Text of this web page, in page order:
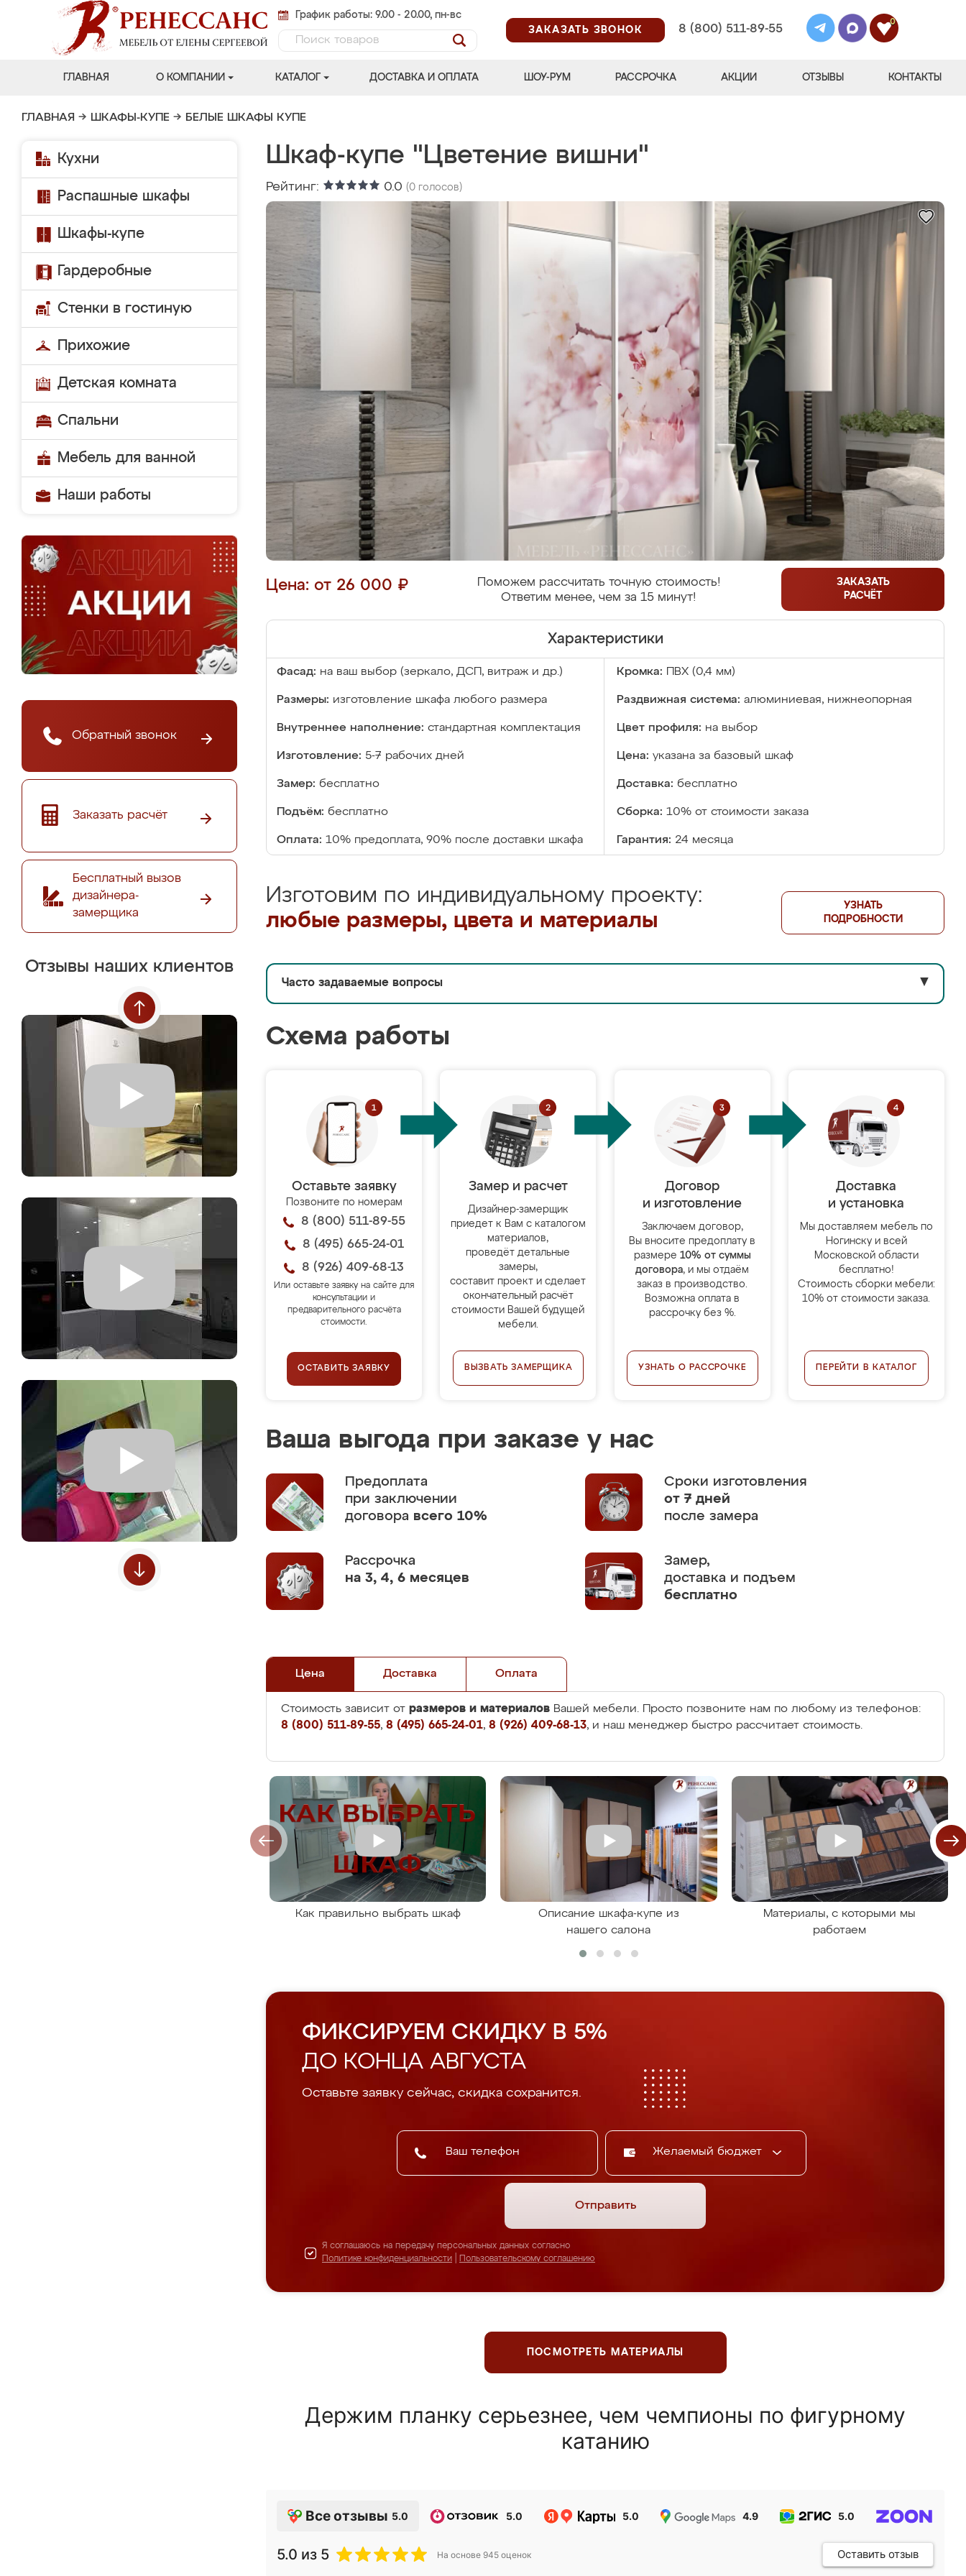
График работы: 9.00 - 20.00, пн-вс
ЗАКАЗАТЬ ЗВОНОК
8 (800) 511-89-55
0
ГЛАВНАЯ О КОМПАНИИ КАТАЛОГ ДОСТАВКА И ОПЛАТА ШОУ-РУМ РАССРОЧКА АКЦИИ ОТЗЫВЫ КОНТАКТЫ
ГЛАВНАЯ → ШКАФЫ-КУПЕ → БЕЛЫЕ ШКАФЫ КУПЕ
Кухни
Распашные шкафы
Шкафы-купе
Гардеробные
Стенки в гостиную
Прихожие
Детская комната
Спальни
Мебель для ванной
Наши работы
Обратный звонок
Заказать расчёт
Бесплатный вызов
дизайнера-
замерщика
Отзывы наших клиентов
Шкаф-купе "Цветение вишни"
Рейтинг: 0.0 (0 голосов)
Цена: от 26 000 ₽
Поможем рассчитать точную стоимость!
Ответим менее, чем за 15 минут!
ЗАКАЗАТЬ
РАСЧЁТ
Характеристики
Фасад: на ваш выбор (зеркало, ДСП, витраж и др.) Кромка: ПВХ (0,4 мм)
Размеры: изготовление шкафа любого размера Раздвижная система: алюминиевая, нижнеопорная
Внутреннее наполнение: стандартная комплектация Цвет профиля: на выбор
Изготовление: 5-7 рабочих дней Цена: указана за базовый шкаф
Замер: бесплатно Доставка: бесплатно
Подъём: бесплатно Сборка: 10% от стоимости заказа
Оплата: 10% предоплата, 90% после доставки шкафа Гарантия: 24 месяца
Изготовим по индивидуальному проекту:
любые размеры, цвета и материалы
УЗНАТЬ
ПОДРОБНОСТИ
Часто задаваемые вопросы ▼
Схема работы
Оставьте заявку
Позвоните по номерам
8 (800) 511-89-55
8 (495) 665-24-01
8 (926) 409-68-13
Или оставьте заявку на сайте для
консультации и
предварительного расчёта
стоимости.
ОСТАВИТЬ ЗАЯВКУ
Замер и расчет
Дизайнер-замерщик
приедет к Вам с каталогом
материалов,
проведёт детальные
замеры,
составит проект и сделает
окончательный расчёт
стоимости Вашей будущей
мебели.
ВЫЗВАТЬ ЗАМЕРЩИКА
Договор
и изготовление
Заключаем договор,
Вы вносите предоплату в
размере 10% от суммы
договора, и мы отдаём
заказ в производство.
Возможна оплата в
рассрочку без %.
УЗНАТЬ О РАССРОЧКЕ
Доставка
и установка
Мы доставляем мебель по
Ногинску и всей
Московской области
бесплатно!
Стоимость сборки мебели:
10% от стоимости заказа.
ПЕРЕЙТИ В КАТАЛОГ
Ваша выгода при заказе у нас
Предоплата
при заключении
договора всего 10%
Сроки изготовления
от 7 дней
после замера
Рассрочка
на 3, 4, 6 месяцев
Замер,
доставка и подъем
бесплатно
Цена Доставка Оплата
Стоимость зависит от размеров и материалов Вашей мебели. Просто позвоните нам по любому из телефонов:
8 (800) 511-89-55, 8 (495) 665-24-01, 8 (926) 409-68-13, и наш менеджер быстро рассчитает стоимость.
Как правильно выбрать шкаф
Описание шкафа-купе из
нашего салона
Материалы, с которыми мы
работаем
ФИКСИРУЕМ СКИДКУ В 5%
ДО КОНЦА АВГУСТА
Оставьте заявку сейчас, скидка сохранится.
Желаемый бюджет
Отправить
Я соглашаюсь на передачу персональных данных согласно
Политике конфиденциальности
Пользовательскому соглашению
ПОСМОТРЕТЬ МАТЕРИАЛЫ
Держим планку серьезнее, чем чемпионы по фигурному
катанию
Все отзывы 5.0 5.0 5.0 4.9 5.0
5.0 из 5 На основе 945 оценок Оставить отзыв